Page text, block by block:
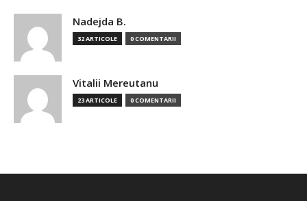
Nadejda B.
32 ARTICOLE 0 COMENTARII
Vitalii Mereutanu
23 ARTICOLE 0 COMENTARII